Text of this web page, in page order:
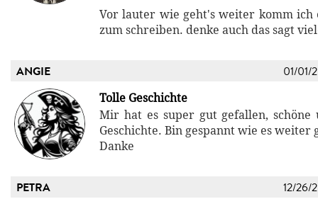
Vor lauter wie geht's weiter komm ich
zum schreiben. denke auch das sagt
ANGIE 01/01/
Tolle Geschichte
Mir hat es super gut gefallen, schöne
Geschichte. Bin gespannt wie es weiter
Danke
PETRA 12/26/